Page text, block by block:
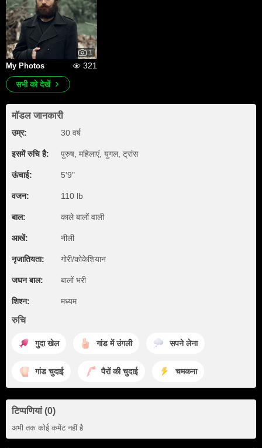
1
My Photos
321
सभी को देखें
मॉडल जानकारी
उम्र: 30 वर्ष
इसमें रुचि है: पुरुष, महिलाएं, युगल, ट्रांस
ऊंचाई: 5'9"
वजन: 110 lb
बाल: काले बालों वाली
आखें: नीली
नृजातियता: गोरी/कोकेशियान
जघन बाल: बालों भरी
शिश्न: मध्यम
रुचि
गुदा खेल गांड में उंगली सपने लेना
गांड चुदाई पैरों की चुदाई चमकना
टिप्पणियां (0)
अभी तक कोई कमेंट नहीं है